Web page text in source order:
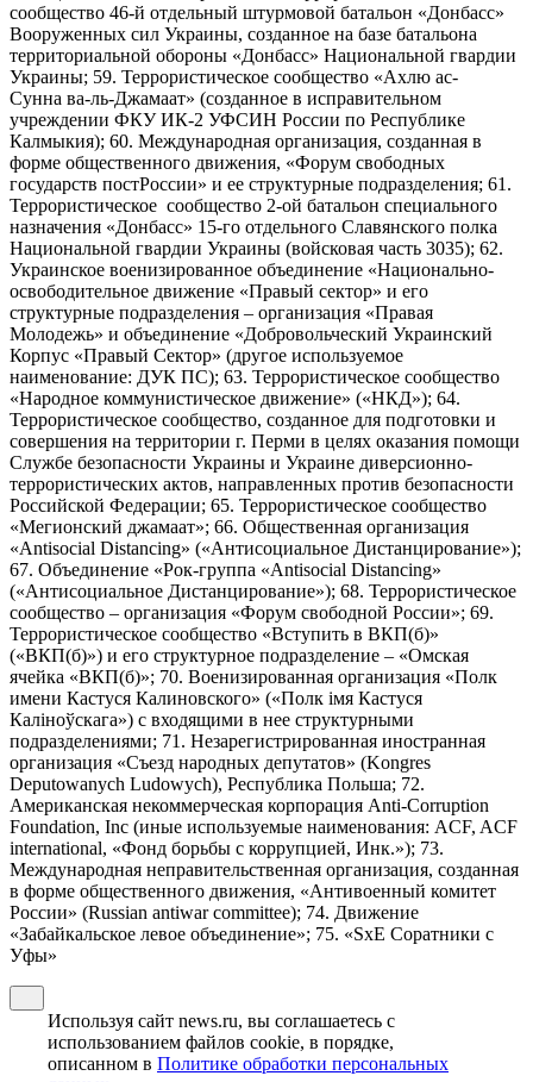
сообщество 46-й отдельный штурмовой батальон «Донбасс»
Вооруженных сил Украины, созданное на базе батальона
территориальной обороны «Донбасс» Национальной гвардии
Украины; 59. Террористическое сообщество «Ахлю ас-
Сунна ва-ль-Джамаат» (созданное в исправительном
учреждении ФКУ ИК-2 УФСИН России по Республике
Калмыкия); 60. Международная организация, созданная в
форме общественного движения, «Форум свободных
государств постРоссии» и ее структурные подразделения; 61.
Террористическое сообщество 2-ой батальон специального
назначения «Донбасс» 15-го отдельного Славянского полка
Национальной гвардии Украины (войсковая часть 3035); 62.
Украинское военизированное объединение «Национально-
освободительное движение «Правый сектор» и его
структурные подразделения – организация «Правая
Молодежь» и объединение «Добровольческий Украинский
Корпус «Правый Сектор» (другое используемое
наименование: ДУК ПС); 63. Террористическое сообщество
«Народное коммунистическое движение» («НКД»); 64.
Террористическое сообщество, созданное для подготовки и
совершения на территории г. Перми в целях оказания помощи
Службе безопасности Украины и Украине диверсионно-
террористических актов, направленных против безопасности
Российской Федерации; 65. Террористическое сообщество
«Мегионский джамаат»; 66. Общественная организация
«Antisocial Distancing» («Антисоциальное Дистанцирование»);
67. Объединение «Рок-группа «Antisocial Distancing»
(«Антисоциальное Дистанцирование»); 68. Террористическое
сообщество – организация «Форум свободной России»; 69.
Террористическое сообщество «Вступить в ВКП(б)»
(«ВКП(б)») и его структурное подразделение – «Омская
ячейка «ВКП(б)»; 70. Военизированная организация «Полк
имени Кастуся Калиновского» («Полк iмя Кастуся
Калiноўскага») с входящими в нее структурными
подразделениями; 71. Незарегистрированная иностранная
организация «Съезд народных депутатов» (Kongres
Deputowanych Ludowych), Республика Польша; 72.
Американская некоммерческая корпорация Anti-Corruption
Foundation, Inc (иные используемые наименования: ACF, ACF
international, «Фонд борьбы с коррупцией, Инк.»); 73.
Международная неправительственная организация, созданная
в форме общественного движения, «Антивоенный комитет
России» (Russian antiwar committee); 74. Движение
«Забайкальское левое объединение»; 75. «SxE Соратники с
Уфы»
Используя сайт news.ru, вы соглашаетесь с
использованием файлов cookie, в порядке,
описанном в Политике обработки персональных